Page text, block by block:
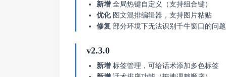
新增 全局热键自定义（支持组合键）
优化图文混排编辑器，支持图片粘贴
修复 部分环境下无法识别千牛窗口的问题
v2.3.0
新增 标签管理，可给话术添加多色标签